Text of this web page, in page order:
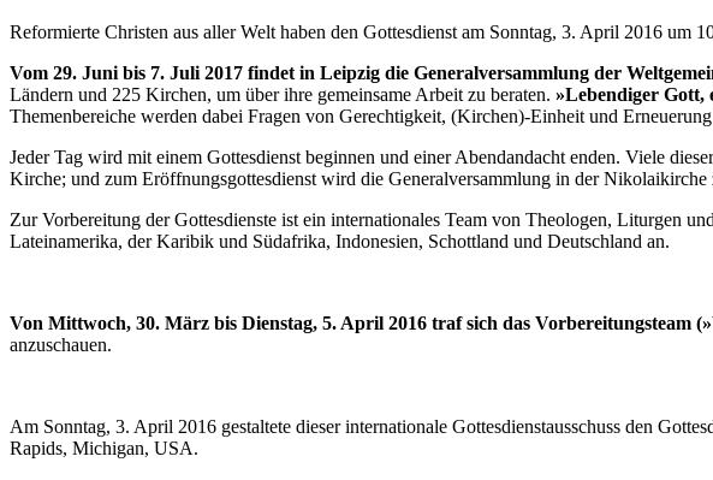
Reformierte Christen aus aller Welt haben den Gottesdienst am Sonntag, 3. April 2016 um
Vom 29. Juni bis 7. Juli 2017 findet in Leipzig die Generalversammlung der
Ländern und 225 Kirchen, um über ihre gemeinsame Arbeit zu beraten. »Lebendiger Gott,
Themenbereiche werden dabei Fragen von Gerechtigkeit, (Kirchen)-Einheit und
Jeder Tag wird mit einem Gottesdienst beginnen und einer Abendandacht enden. Viele
Kirche; und zum Eröffnungsgottesdienst wird die Generalversammlung in der
Zur Vorbereitung der Gottesdienste ist ein internationales Team von Theologen, Liturgen
Lateinamerika, der Karibik und Südafrika, Indonesien, Schottland und Deutschland an.
Von Mittwoch, 30. März bis Dienstag, 5. April 2016 traf sich das Vorbereitungsteam
anzuschauen.
Am Sonntag, 3. April 2016 gestaltete dieser internationale Gottesdienstausschuss den
Rapids, Michigan, USA.